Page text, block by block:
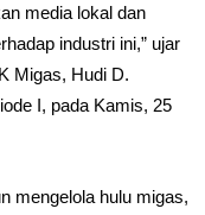
media lokal dan
industri ini,” ujar
Migas, Hudi D.
I, pada Kamis, 25
mengelola hulu migas,